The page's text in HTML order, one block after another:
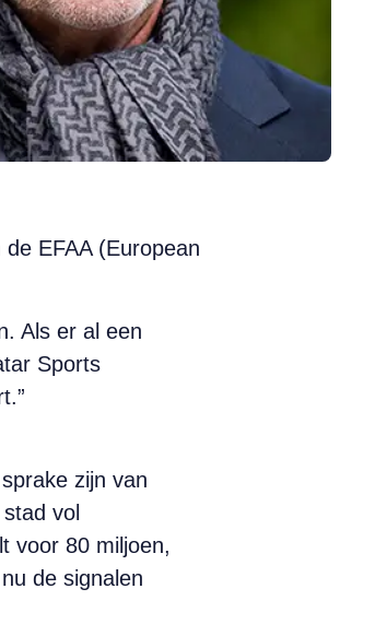
EFAA (European
Als er al een
Sports
zijn van
vol
voor 80 miljoen,
de signalen